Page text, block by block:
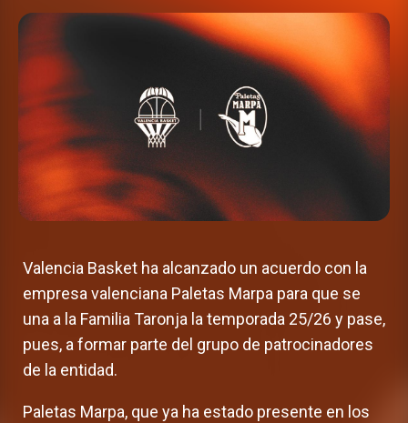
Valencia Basket ha alcanzado un acuerdo con la
empresa valenciana Paletas Marpa para que se
una a la Familia Taronja la temporada 25/26 y pase,
pues, a formar parte del grupo de patrocinadores
de la entidad.
Paletas Marpa, que ya ha estado presente en los